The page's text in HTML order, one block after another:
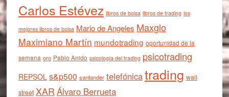
Carlos Estévez libros de bolsa libros de trading los
mejores libros de bolsa Mario de Angeles Maxglo
Maximiano Martín mundotrading oportunidad de la
semana oro Pablo Anido psicología del trading psicotrading
REPSOL s&p500 santander telefónicatrading wall
street XAR Álvaro Berrueta